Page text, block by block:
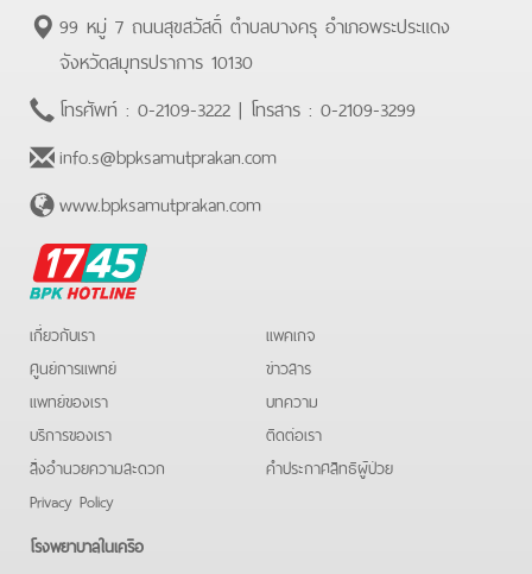
99 หมู่ 7 ถนนสุขสวัสดิ์ ตำบลบางครุ อำเภอพระประแดง
จังหวัดสมุทรปราการ 10130
โทรศัพท์ : 0-2109-3222 | โทรสาร : 0-2109-3299
info.s@bpksamutprakan.com
www.bpksamutprakan.com
BPK
Hotline
เกี่ยวกับเรา
ศูนย์การแพทย์
แพทย์ของเรา
บริการของเรา
สิ่งอำนวยความสะดวก
Privacy Policy
แพคเกจ
ข่าวสาร
บทความ
ติดต่อเรา
คําประกาศสิทธิผู้ป่วย
โรงพยาบาลในเครือ